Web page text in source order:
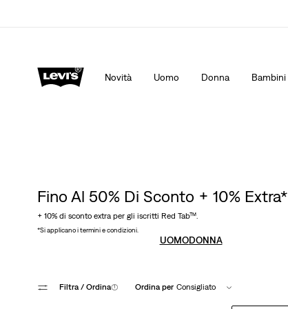
Novità Uomo Donna Bambini
Fino Al 50% Di Sconto + 10% Extra*
+ 10% di sconto extra per gli iscritti Red Tab™.
*Si applicano i termini e condizioni.
UOMODONNA
Filtra/ Ordina(1) Ordina per Consigliato